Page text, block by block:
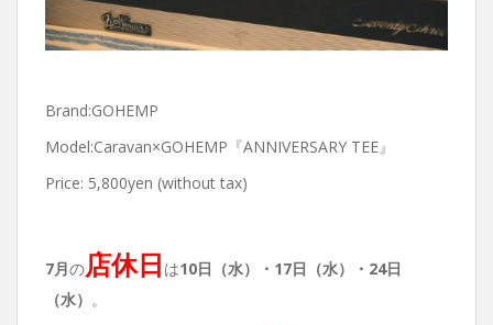
Brand:GOHEMP
Model:Caravan×GOHEMP『ANNIVERSARY TEE』
Price: 5,800yen (without tax)
7月の店休日 は10日（水）・17日（水）・24日
（水） 。